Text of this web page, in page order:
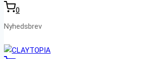
0
Nyhedsbrev